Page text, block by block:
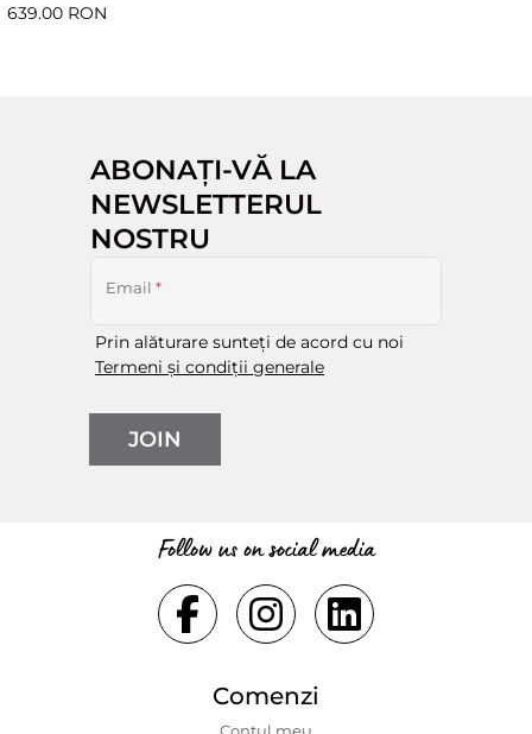
639.00 RON
ABONAȚI-VĂ LA
NEWSLETTERUL
NOSTRU
Email *
Prin alăturare sunteți de acord cu noi
Termeni și condiții generale
JOIN
Follow us on social media
Comenzi
Contul meu